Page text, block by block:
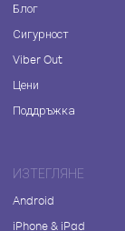
Блог
Сигурност
Viber Out
Цени
Поддръжка
ИЗТЕГЛЯНЕ
Android
iPhone & iPad